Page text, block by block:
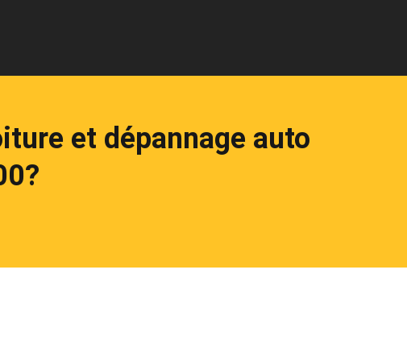
et dépannage auto